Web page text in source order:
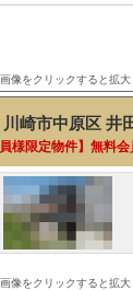
像をクリックすると拡大
川崎市中原区 井
員様限定物件】無料
像をクリックすると拡大